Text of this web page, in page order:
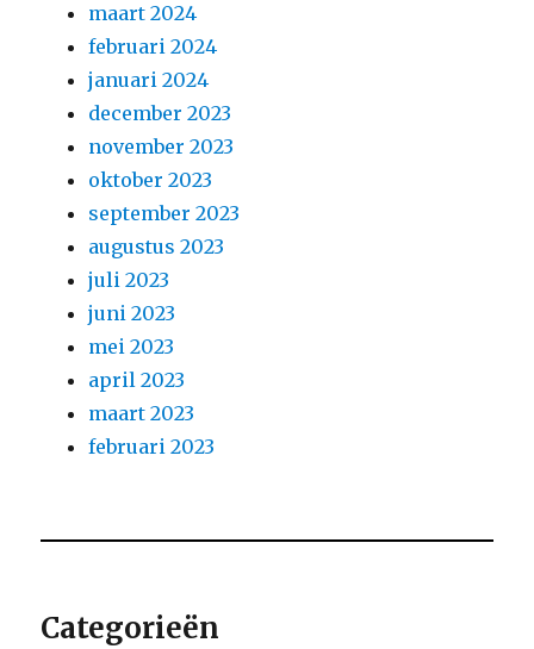
maart 2024
februari 2024
januari 2024
december 2023
november 2023
oktober 2023
september 2023
augustus 2023
juli 2023
juni 2023
mei 2023
april 2023
maart 2023
februari 2023
Categorieën